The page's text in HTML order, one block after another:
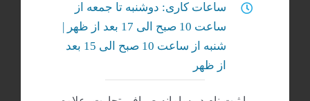
ساعات کاری: دوشنبه تا جمعه از
ساعت 10 صبح الی 17 بعد از ظهر |
شنبه‌ از ساعت 10 صبح الی 15 بعد
از ظهر